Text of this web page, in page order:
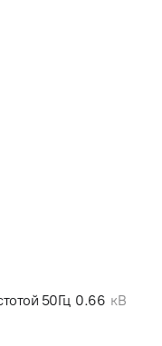
50Гц 0.66 кВ